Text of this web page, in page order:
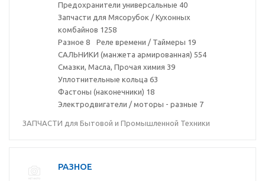
Предохранители универсальные 40
Запчасти для Мясорубок / Кухонных
комбайнов 1258
Разное 8 Реле времени / Таймеры 19
САЛЬНИКИ (манжета армированная) 554
Смазки, Масла, Прочая химия 39
Уплотнительные кольца 63
Фастоны (наконечники) 18
Электродвигатели / моторы - разные 7
ЗАПЧАСТИ для Бытовой и Промышленной Техники
РАЗНОЕ